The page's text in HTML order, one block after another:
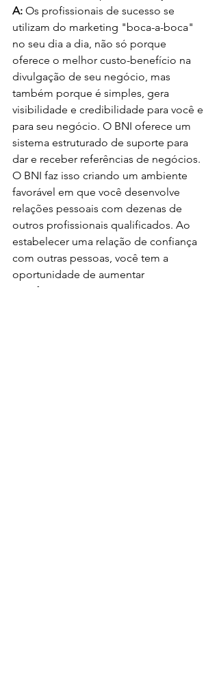
A: Os profissionais de sucesso se
utilizam do marketing "boca-a-boca"
no seu dia a dia, não só porque
oferece o melhor custo-benefício na
divulgação de seu negócio, mas
também porque é simples, gera
visibilidade e credibilidade para você e
para seu negócio. O BNI oferece um
sistema estruturado de suporte para
dar e receber referências de negócios.
O BNI faz isso criando um ambiente
favorável em que você desenvolve
relações pessoais com dezenas de
outros profissionais qualificados. Ao
estabelecer uma relação de confiança
com outras pessoas, você tem a
oportunidade de aumentar
significantemente seus negócios.